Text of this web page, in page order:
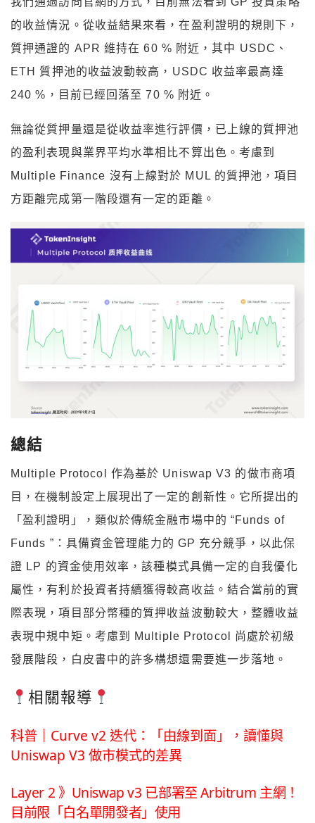
的收益情況。從收益結果來看，在盈利證明的規則下，
質押通證的 APR 維持在 60 % 附近，其中 USDC、
ETH 質押池的收益波動較高，USDC 收益率最高達
240 %，目前已經回落至 70 % 附近。
無論從質押量還是從收益率進行評價，已上線的質押池
的盈利表現與業界平均水準相比不算出色。考慮到
Multiple Finance 沒有上線對於 MUL 的質押池，項目
方距離完成第一階段還有一定的距離。
總結
Multiple Protocol 作為基於 Uniswap V3 的做市商項
目，在機制設定上展現出了一定的創新性。它所提出的
「盈利證明」，類似於傳統金融市場中的 “Funds of
Funds ”：具備資金管理能力的 GP 充分競爭，以此保
證 LP 的資金使用效率，該種模式具備一定的自我優化
屬性，有利於投資者持續獲得較高收益。結合當前的實
際表現，項目部分幣種的質押收益波動較大，整體收益
表現中規中矩。考慮到 Multiple Protocol 尚處於初級
發展階段，白皮書中的許多構想還需要進一步落地。
相關報導
科普｜Curve v2 迭代：「由線到面」，讀懂與
Uniswap V3 做市模式的差異
Layer 2 》Uniswap v3 已部署至 Arbitrum 主網！
目前限「白名單開發者」使用